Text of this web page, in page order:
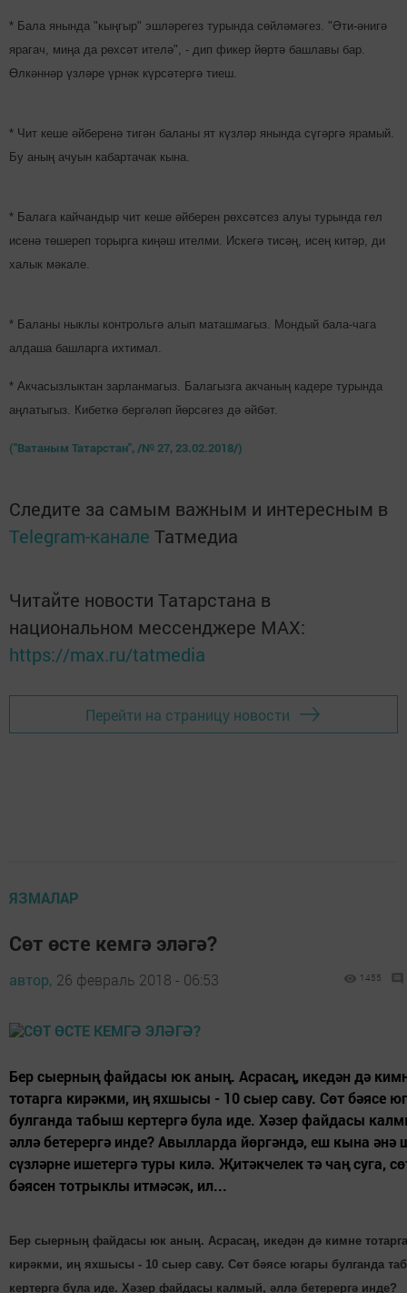
* Бала янында "кыңгыр" эшләрегез турында сөйләмәгез. "Әти-әнигә
ярагач, миңа да рөхсәт ителә", - дип фикер йөртә башлавы бар.
Өлкәннәр үзләре үрнәк күрсәтергә тиеш.
* Чит кеше әйберенә тигән баланы ят күзләр янында сүгәргә ярамый.
Бу аның ачуын кабартачак кына.
* Балага кайчандыр чит кеше әйберен рөхсәтсез алуы турында гел
исенә төшереп торырга киңәш ителми. Искегә тисәң, исең китәр, ди
халык мәкале.
* Баланы ныклы контрольгә алып маташмагыз. Мондый бала-чага
алдаша башларга ихтимал.
* Акчасызлыктан зарланмагыз. Балагызга акчаның кадере турында
аңлатыгыз. Кибеткә бергәләп йөрсәгез дә әйбәт.
("Ватаным Татарстан", /№ 27, 23.02.2018/)
Следите за самым важным и интересным в
Telegram-канале Татмедиа
Читайте новости Татарстана в
национальном мессенджере MАХ:
https://max.ru/tatmedia
Перейти на страницу новости
ЯЗМАЛАР
Сөт өсте кемгә эләгә?
автор, 26 февраль 2018 - 06:53 1455
Бер сыерның файдасы юк аның. Асрасаң, икедән дә
тотарга кирәкми, иң яхшысы - 10 сыер саву. Сөт бәясе
булганда табыш кертергә була иде. Хәзер файдасы
әллә бетерергә инде? Авылларда йөргәндә, еш кына әнә
сүзләрне ише­тер­гә туры килә. Җитәк­челек тә чаң суга,
бәясен тотрыклы итмәсәк, ил...
Бер сыерның файдасы юк аның. Асрасаң, икедән дә кимне тотарга
кирәкми, иң яхшысы - 10 сыер саву. Сөт бәясе югары булганда
кертергә була иде. Хәзер файдасы калмый, әллә бетерергә инде?